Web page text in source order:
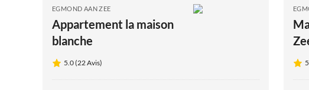
EGMOND AAN ZEE
Appartement la maison
blanche
5.0 (22 Avis)